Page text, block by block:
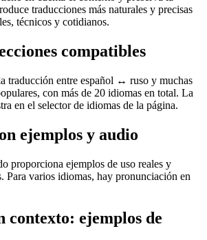
traducciones más naturales y precisas
técnicos y cotidianos.
compatibles
traducción entre español ↔ ruso y muchas
con más de 20 idiomas en total. La
en el selector de idiomas de la página.
ejemplos y audio
proporciona ejemplos de uso reales y
Para varios idiomas, hay pronunciación en
contexto: ejemplos de